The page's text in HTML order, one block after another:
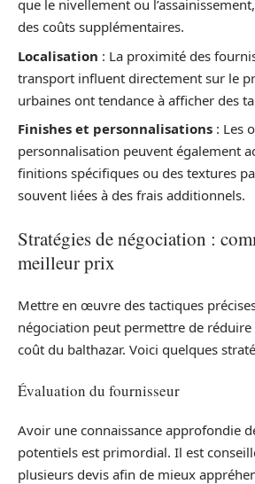
que le nivellement ou
des coûts supplémentaires.
Localisation : La proximité des
transport influent directement sur le
urbaines ont tendance à afficher des
Finishes et personnalisations : Les
personnalisation peuvent également
finitions spécifiques ou des textures
souvent liées à des frais additionnels.
Stratégies de négociation :
meilleur prix
Mettre en œuvre des tactiques
négociation peut permettre de
coût du balthazar. Voici quelques
Évaluation du fournisseur
Avoir une connaissance approfondie
potentiels est primordial. Il est
plusieurs devis afin de mieux